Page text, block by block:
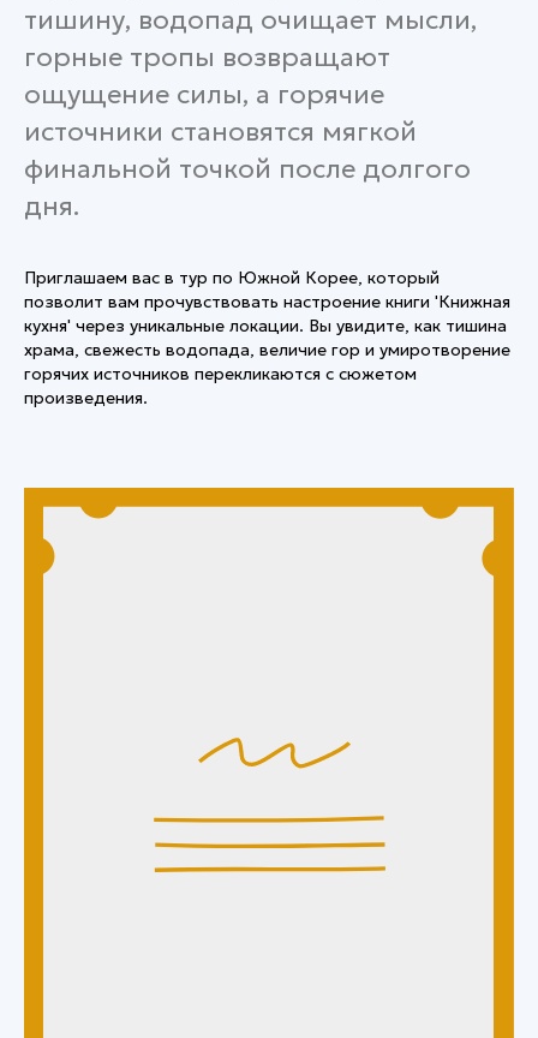
тишину, водопад очищает мысли,
горные тропы возвращают
ощущение силы, а горячие
источники становятся мягкой
финальной точкой после долгого
дня.
Приглашаем вас в тур по Южной Корее, который
позволит вам прочувствовать настроение книги 'Книжная
кухня' через уникальные локации. Вы увидите, как тишина
храма, свежесть водопада, величие гор и умиротворение
горячих источников перекликаются с сюжетом
произведения.